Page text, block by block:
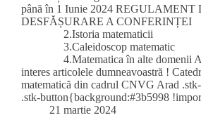
până în 1 Iunie 2024 REGULAMENT
DESFĂȘURARE A CONFERINȚEI
2.Istoria matematicii
3.Caleidoscop matematic
4.Matematica în alte domenii
interes articolele dumneavoastră !
matematică din cadrul CNVG Arad
.stk-button{background:#3b5998
21 martie 2024